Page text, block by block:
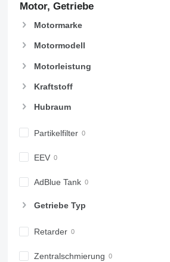
Motor, Getriebe
Motormarke
Motormodell
Motorleistung
Kraftstoff
Hubraum
Partikelfilter
EEV
AdBlue Tank
Getriebe Typ
Retarder
Zentralschmierung